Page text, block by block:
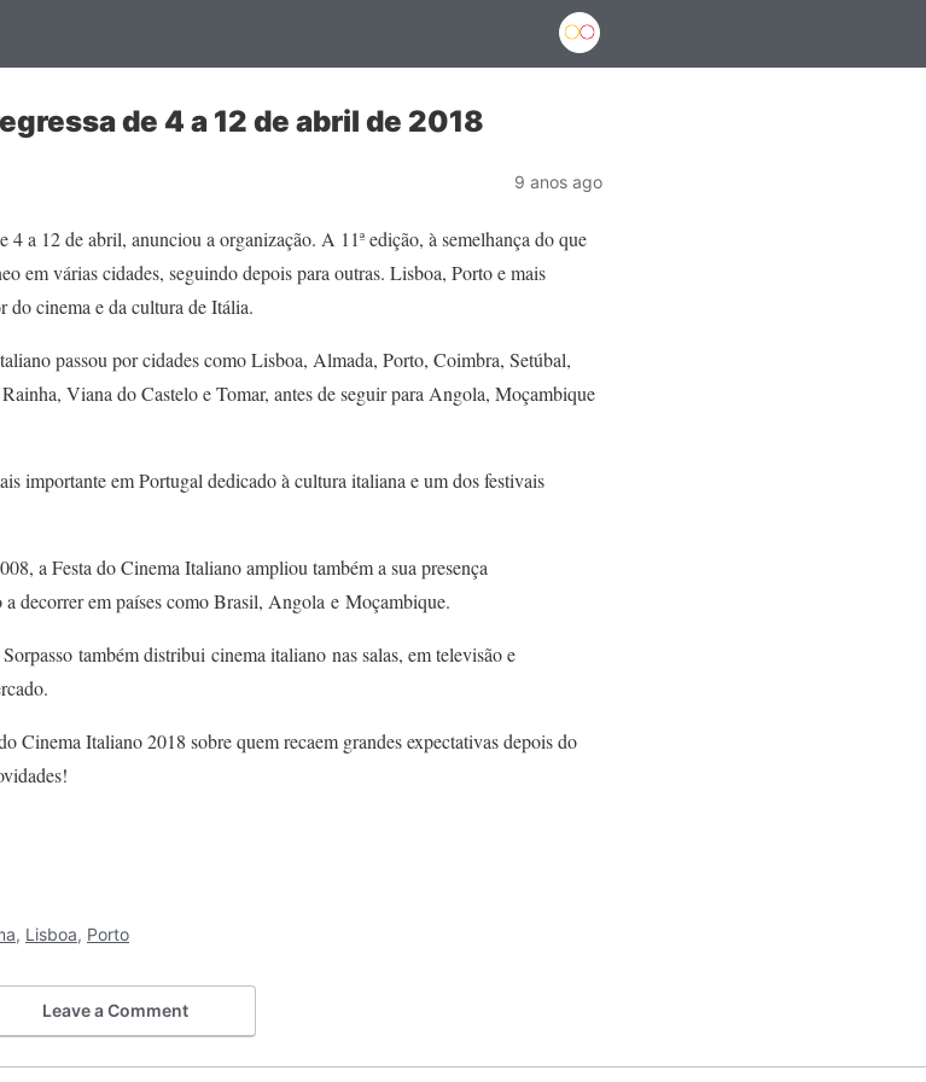
de 4 a 12 de abril de 2018
9 anos ago
a 12 de abril, anunciou a organização. A 11ª edição, à semelhança do que
em várias cidades, seguindo depois para outras. Lisboa, Porto e mais
do cinema e da cultura de Itália.
passou por cidades como Lisboa, Almada, Porto, Coimbra, Setúbal,
Viana do Castelo e Tomar, antes de seguir para Angola, Moçambique
importante em Portugal dedicado à cultura italiana e um dos festivais
a Festa do Cinema Italiano ampliou também a sua presença
decorrer em países como Brasil, Angola e Moçambique.
também distribui cinema italiano nas salas, em televisão e
Cinema Italiano 2018 sobre quem recaem grandes expectativas depois do
, Lisboa, Porto
Leave a Comment